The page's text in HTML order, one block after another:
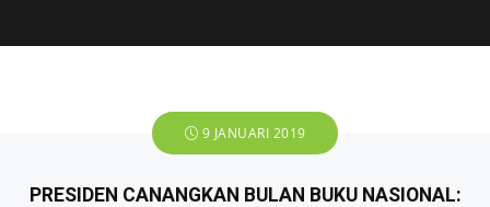
9 JANUARI 2019
PRESIDEN CANANGKAN BULAN BUKU NASIONAL: